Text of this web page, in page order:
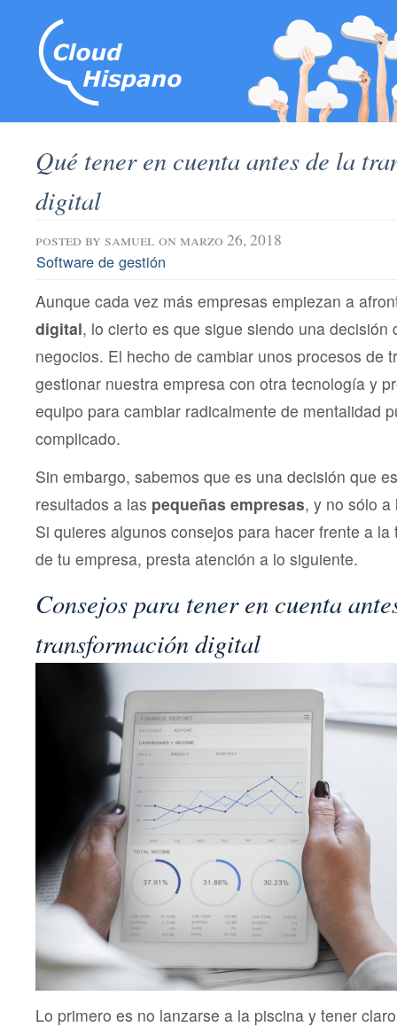
Qué tener en cuenta antes de la
digital
posted by samuel on marzo 26, 2018
Software de gestión
Aunque cada vez más empresas empiezan a
digital, lo cierto es que sigue siendo una decisión
negocios. El hecho de cambiar unos procesos de
gestionar nuestra empresa con otra tecnología y
equipo para cambiar radicalmente de mentalidad
complicado.
Sin embargo, sabemos que es una decisión que
resultados a las pequeñas empresas, y no sólo
Si quieres algunos consejos para hacer frente a
de tu empresa, presta atención a lo siguiente.
Consejos para tener en cuenta
transformación digital
Lo primero es no lanzarse a la piscina y tener